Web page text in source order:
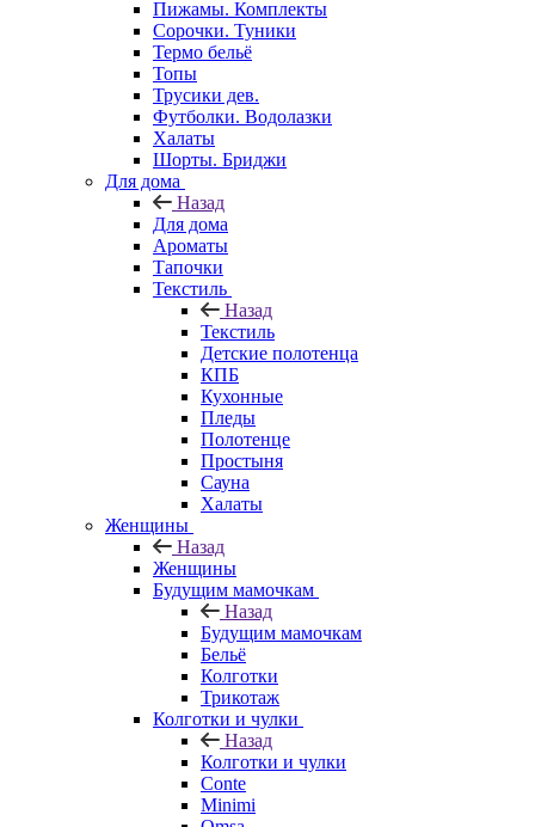
Пижамы. Комплекты
Сорочки. Туники
Термо бельё
Топы
Трусики дев.
Футболки. Водолазки
Халаты
Шорты. Бриджи
Для дома
Назад
Для дома
Ароматы
Тапочки
Текстиль
Назад
Текстиль
Детские полотенца
КПБ
Кухонные
Пледы
Полотенце
Простыня
Сауна
Халаты
Женщины
Назад
Женщины
Будущим мамочкам
Назад
Будущим мамочкам
Бельё
Колготки
Трикотаж
Колготки и чулки
Назад
Колготки и чулки
Conte
Minimi